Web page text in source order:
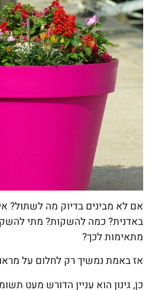
אם לא מבינים בדיוק מה לשתול?
באדנית? כמה להשקות? מתי
מתאימות לכך?
אז באמת נמשיך רק לחלום על
כן, גינון הוא עניין הדורש מעט